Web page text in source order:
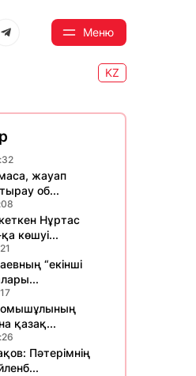
Меню
KZ
жауап
об...
Нұртас
көшуі...
“екінші
қазақ...
Пәтерімнің